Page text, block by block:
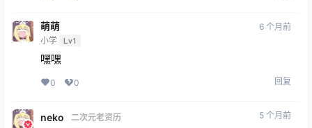
萌萌
小学 Lv1
6 个月前
嘿嘿
0 0 回复
neko
二次元老资历
5 个月前